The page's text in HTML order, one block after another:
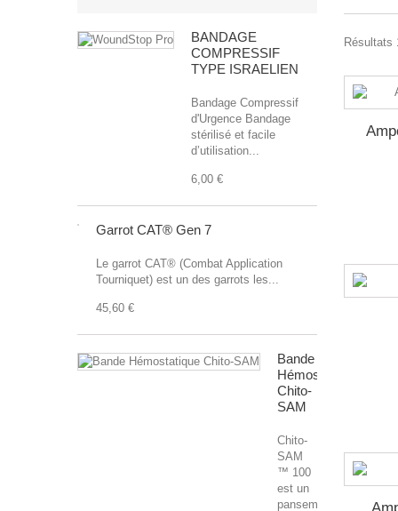
BANDAGE
COMPRESSIF
TYPE ISRAELIEN
Bandage Compressif
d'Urgence Bandage
stérilisé et facile
d’utilisation...
6,00 €
Garrot CAT® Gen 7
Le garrot CAT® (Combat Application
Tourniquet) est un des garrots les...
45,60 €
Bande
Hémostatique
Chito-
SAM
Chito-
SAM
™ 100
est un
pansement
Résultats